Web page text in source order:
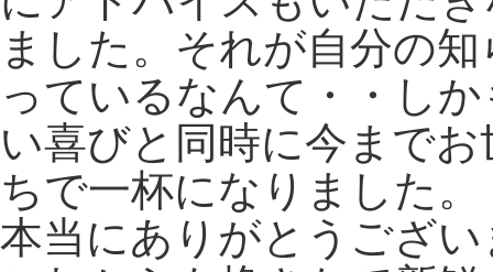
ました。それが自分の
っているなんて・・し
い喜びと同時に今まで
ちで一杯になりました。
本当にありがとうござ